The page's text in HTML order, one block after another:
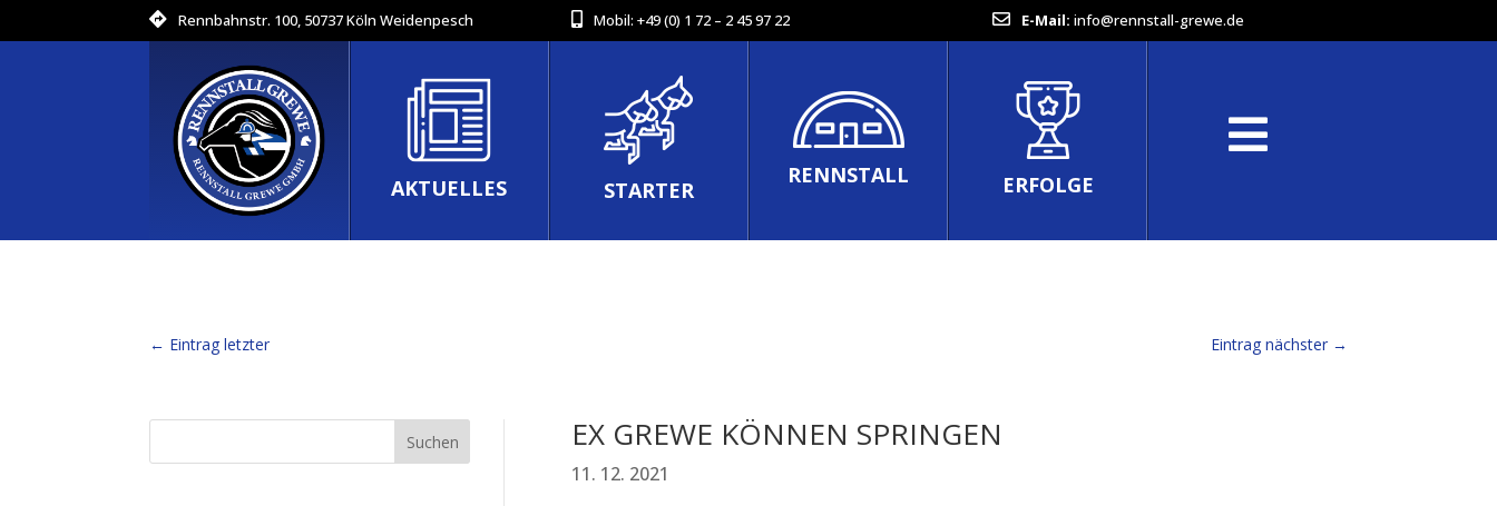
Rennbahnstr. 100, 50737 Köln Weidenpesch Mobil: +49 (0) 1 72 – 2 45 97 22 E-Mail: info@rennstall-grewe.de
AKTUELLES STARTER
RENNSTALL ERFOLGE
← Eintrag letzter Eintrag nächster→
EX GREWE KÖNNEN SPRINGEN
11. 12. 2021